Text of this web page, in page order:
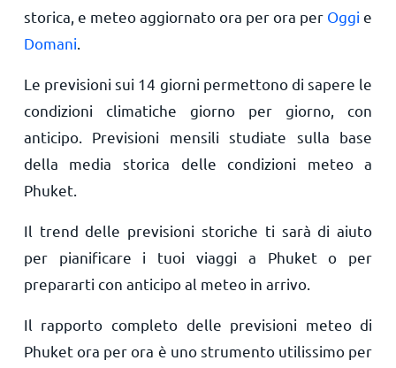
storica, e meteo aggiornato ora per ora per Oggi e
Domani
Le previsioni sui 14 giorni permettono di sapere le
condizioni climatiche giorno per giorno, con
anticipo. Previsioni mensili studiate sulla base
della media storica delle condizioni meteo a
Phuket.
Il trend delle previsioni storiche ti sarà di aiuto
per pianificare i tuoi viaggi a Phuket o per
prepararti con anticipo al meteo in arrivo.
Il rapporto completo delle previsioni meteo di
Phuket ora per ora è uno strumento utilissimo per